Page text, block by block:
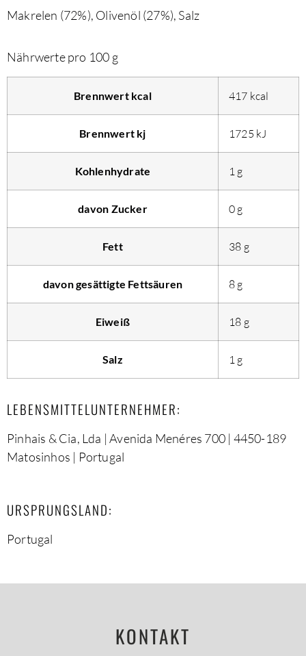
Makrelen (72%), Olivenöl (27%), Salz
Nährwerte pro 100 g
Brennwert kcal 417 kcal
Brennwert kj 1725 kJ
Kohlenhydrate 1 g
davon Zucker 0 g
Fett 38 g
davongesättigte Fettsäuren 8 g
Eiweiß 18 g
Salz 1 g
LEBENSMITTELUNTERNEHMER:
Pinhais & Cia, Lda | Avenida Menéres 700 | 4450-189
Matosinhos | Portugal
URSPRUNGSLAND:
Portugal
KONTAKT